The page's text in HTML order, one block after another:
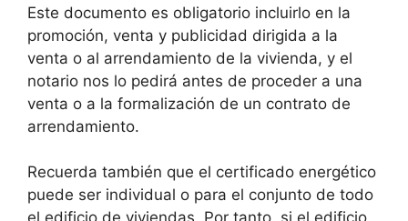
Este documento es obligatorio incluirlo en la
promoción, venta y publicidad dirigida a la
venta o al arrendamiento de la vivienda, y el
notario nos lo pedirá antes de proceder a una
venta o a la formalización de un contrato de
arrendamiento.
Recuerda también que el certificado energético
puede ser individual o para el conjunto de todo